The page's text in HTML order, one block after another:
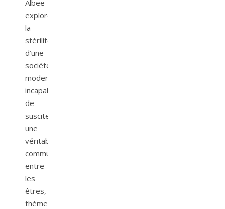
Albee
explore
la
stérilité
d’une
société
moderne
incapable
de
susciter
une
véritable
communication
entre
les
êtres,
thème